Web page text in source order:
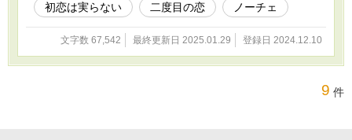
初恋は実らない
二度目の恋 ノーチェ
文字数 67,542 最終更新日 2025.01.29 登録日 2024.12.10
9 件